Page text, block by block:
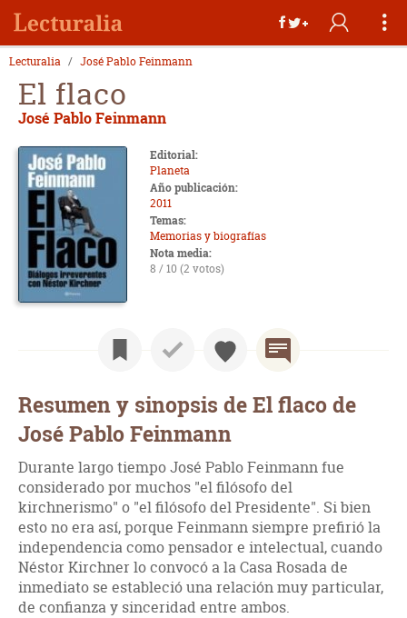
Lecturalia José Pablo Feinmann
El flaco
José Pablo Feinmann
Editorial:
Planeta
Año publicación:
2011
Temas:
Memorias y biografías
Nota media:
8 / 10 (2 votos)
Resumen y sinopsis de El flaco de
José Pablo Feinmann
Durante largo tiempo José Pablo Feinmann fue
considerado por muchos "el filósofo del
kirchnerismo" o "el filósofo del Presidente". Si bien
esto no era así, porque Feinmann siempre prefirió la
independencia como pensador e intelectual, cuando
Néstor Kirchner lo convocó a la Casa Rosada de
inmediato se estableció una relación muy particular,
de confianza y sinceridad entre ambos.